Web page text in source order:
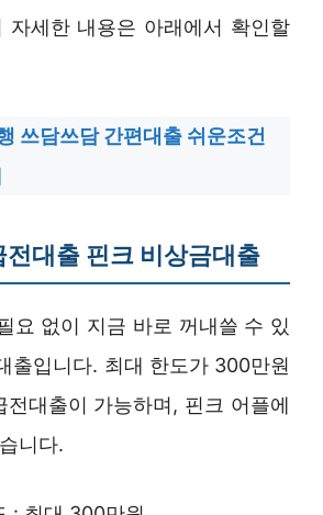
자세한 내용은 아래에서 확인할
쓰담쓰담 간편대출 쉬운조건
대출 핀크 비상금대출
요 없이 지금 바로 꺼내쓸 수 있
출입니다. 최대 한도가 300만원
전대출이 가능하며, 핀크 어플에
니다.